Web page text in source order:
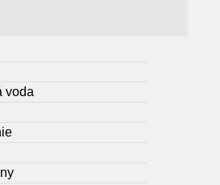
voda